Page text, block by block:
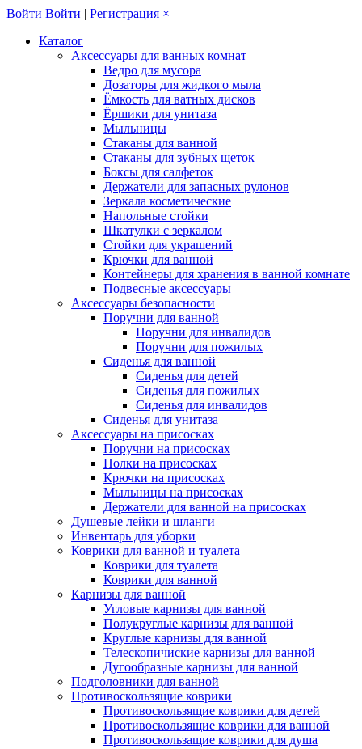
Войти Войти | Регистрация ×
Каталог
Аксессуары для ванных комнат
Ведро для мусора
Дозаторы для жидкого мыла
Ёмкость для ватных дисков
Ёршики для унитаза
Мыльницы
Стаканы для ванной
Стаканы для зубных щеток
Боксы для салфеток
Держатели для запасных рулонов
Зеркала косметические
Напольные стойки
Шкатулки с зеркалом
Стойки для украшений
Крючки для ванной
Контейнеры для хранения в ванной комнате
Подвесные аксессуары
Аксессуары безопасности
Поручни для ванной
Поручни для инвалидов
Поручни для пожилых
Сиденья для ванной
Сиденья для детей
Сиденья для пожилых
Сиденья для инвалидов
Сиденья для унитаза
Аксессуары на присосках
Поручни на присосках
Полки на присосках
Крючки на присосках
Мыльницы на присосках
Держатели для ванной на присосках
Душевые лейки и шланги
Инвентарь для уборки
Коврики для ванной и туалета
Коврики для туалета
Коврики для ванной
Карнизы для ванной
Угловые карнизы для ванной
Полукруглые карнизы для ванной
Круглые карнизы для ванной
Телескопичиские карнизы для ванной
Дугообразные карнизы для ванной
Подголовники для ванной
Противоскользящие коврики
Противоскользящие коврики для детей
Противоскользящие коврики для ванной
Противоскользащие коврики для душа